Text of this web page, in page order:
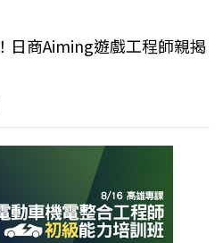
日商Aiming遊戲工程師親揭